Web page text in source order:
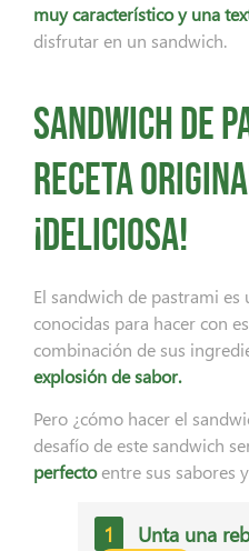
muy característico y una
disfrutar en un sandwich.
Sandwich de
receta
¡deliciosa!
El sandwich de pastrami es
conocidas para hacer con
combinación de sus
explosión de sabor.
Pero ¿cómo hacer el
desafío de este sandwich
perfectoentre sus sabores
Unta una